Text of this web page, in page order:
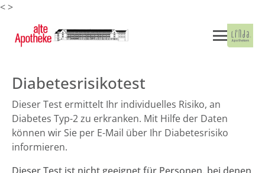
<>
Diabetesrisikotest
Dieser Test ermittelt Ihr individuelles Risiko, an
Diabetes Typ-2 zu erkranken. Mit Hilfe der Daten
können wir Sie per E-Mail über Ihr Diabetesrisiko
informieren.